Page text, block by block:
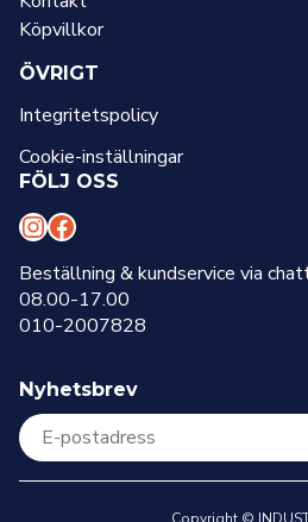
Köpvillkor
ÖVRIGT
Integritetspolicy
Cookie-inställningar
FÖLJ OSS
I
n
s
t
a
g
r
a
F
a
c
e
b
o
o
k
Beställning & kundservice via
08.00-17.00
010-2007828
Nyhetsbrev